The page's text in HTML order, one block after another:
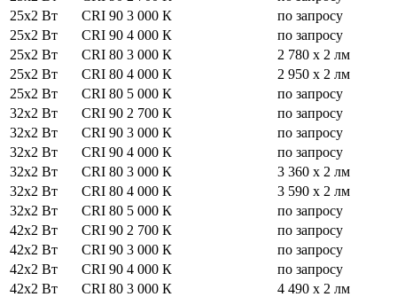
25х2 Вт
CRI 90 3 000 К
по запросу
25х2 Вт
CRI 90 4 000 К
по запросу
25х2 Вт
CRI 80 3 000 К
2 780 x 2 лм
25х2 Вт
CRI 80 4 000 К
2 950 x 2 лм
25х2 Вт
CRI 80 5 000 К
по запросу
32х2 Вт
CRI 90 2 700 К
по запросу
32х2 Вт
CRI 90 3 000 К
по запросу
32х2 Вт
CRI 90 4 000 К
по запросу
32х2 Вт
CRI 80 3 000 К
3 360 x 2 лм
32х2 Вт
CRI 80 4 000 К
3 590 x 2 лм
32х2 Вт
CRI 80 5 000 К
по запросу
42х2 Вт
CRI 90 2 700 К
по запросу
42х2 Вт
CRI 90 3 000 К
по запросу
42х2 Вт
CRI 90 4 000 К
по запросу
42х2 Вт
CRI 80 3 000 К
4 490 x 2 лм